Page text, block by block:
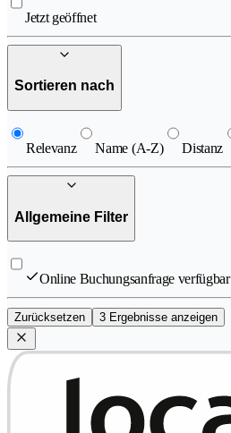
Jetzt geöffnet
Sortieren nach
Relevanz Name (A-Z) Distanz
Allgemeine Filter
Online Buchungsanfrage verfügbar
Zurücksetzen 3 Ergebnisse anzeigen